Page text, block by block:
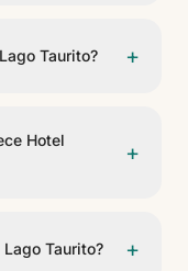
Taurito? +
Hotel
+
bar, bar piscina.
Taurito? +